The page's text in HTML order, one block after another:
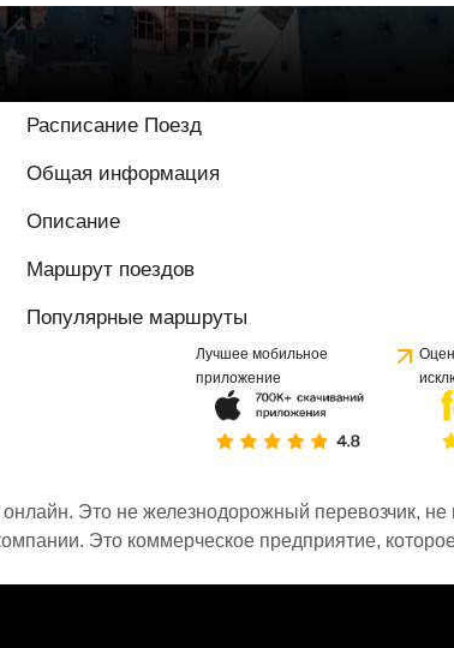
Расписание Поезд
Общая информация
Описание
Маршрут поездов
Популярные маршруты
Лучшее мобильное
приложение
Это не железнодорожный перевозчик, не
Это коммерческое предприятие,